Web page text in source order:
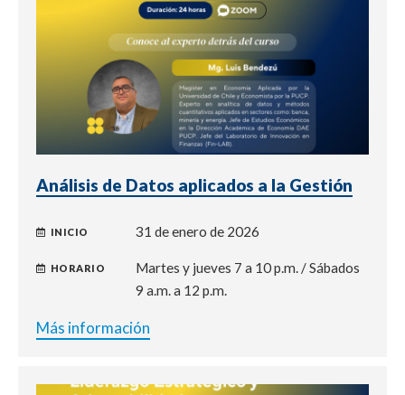
Análisis de Datos aplicados a la Gestión
INICIO 31 de enero de 2026
HORARIO
Martes y jueves 7 a 10 p.m. / Sábados
9 a.m. a 12 p.m.
Más información